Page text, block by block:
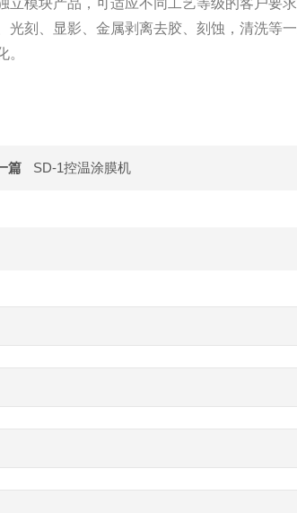
模块产品，可适应不同工艺等级的客户要求
刻、显影、金属剥离去胶、刻蚀，清洗等
。
篇 SD-1控温涂膜机